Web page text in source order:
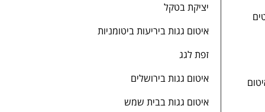
יציקת בטקל
איטום גגות ביריעות ביטומניות
זפת לגג
איטום גגות בירושלים
איטום גגות בבית שמש